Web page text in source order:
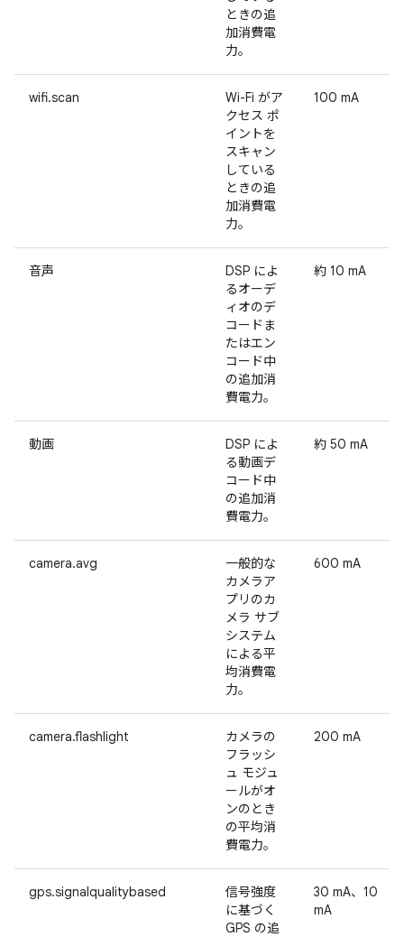
ときの追
加消費電
力。
wifi.scan
Wi-Fi がア
クセス ポ
イントを
スキャン
している
ときの追
加消費電
力。
100 mA
音声
DSP によ
るオーデ
ィオのデ
コードま
たはエン
コード中
の追加消
費電力。
約 10 mA
動画
DSP によ
る動画デ
コード中
の追加消
費電力。
約 50 mA
camera.avg
一般的な
カメラア
プリのカ
メラ サブ
システム
による平
均消費電
力。
600 mA
camera.flashlight
カメラの
フラッシ
ュ モジュ
ールがオ
ンのとき
の平均消
費電力。
200 mA
gps.signalqualitybased
信号強度
に基づく
GPS の追
30 mA、10
mA